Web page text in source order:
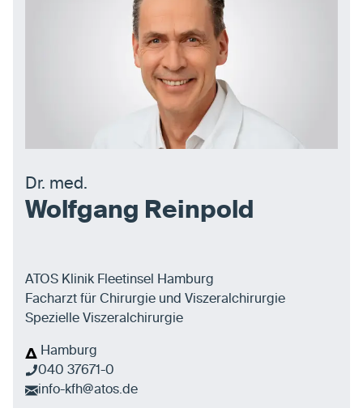
Dr. med.
Wolfgang Reinpold
ATOS Klinik Fleetinsel Hamburg
Facharzt für Chirurgie und Viszeralchirurgie
Spezielle Viszeralchirurgie
Hamburg
040 37671-0
info-kfh@atos.de